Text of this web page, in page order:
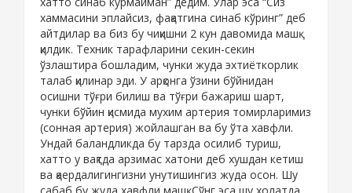
хаммасини эплайсиз, фақатгина синаб кўринг” деб
айтдилар ва биз бу чиқишни 2 кун давомида машқ
қилдик. Техник тарафларини секин-секин
ўзлаштира бошладим, чунки жуда эхтиёткорлик
талаб қилинар эди. У арқонга ўзини бўйнидан
осишни тўғри билиш ва тўғри бажариш шарт,
чунки бўйин қисмида мухим артерия томирларимиз
(сонная артерия) жойлашган ва бу ўта хавфли.
Ундай баландликда бу тарзда осилиб туриш,
хатто у вақтда арзимас хатони деб хушдан кетиш
ва қаердалигингизни унутишингиз жуда осон. Шу